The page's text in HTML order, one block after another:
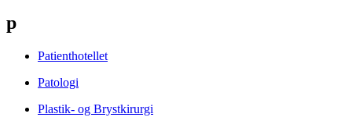
p
Patienthotellet
Patologi
Plastik- og Brystkirurgi